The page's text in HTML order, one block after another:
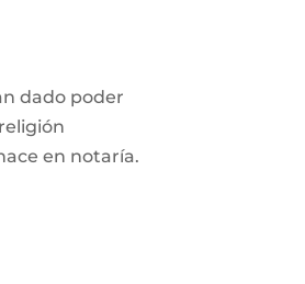
dado poder
en notaría.